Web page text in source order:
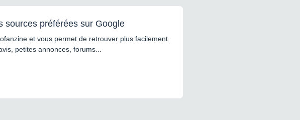
sources préférées sur Google
et vous permet de retrouver plus facilement
petites annonces, forums...